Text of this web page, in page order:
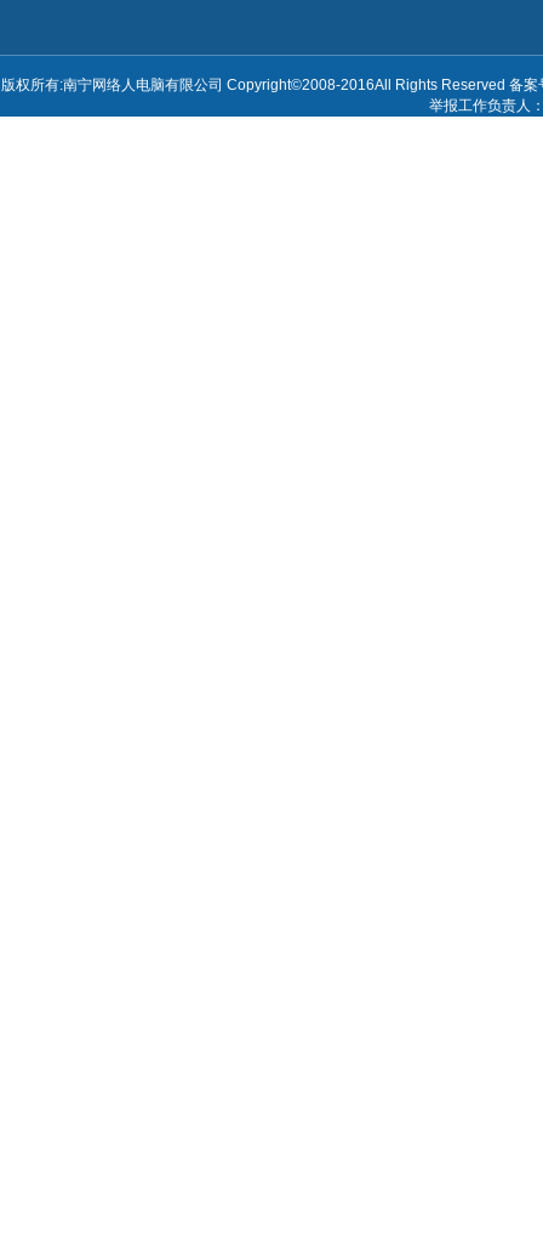
版权所有:南宁网络人电脑有限公司 Copyright©2008-2016All Rights Reserved 备案
举报工作负责人